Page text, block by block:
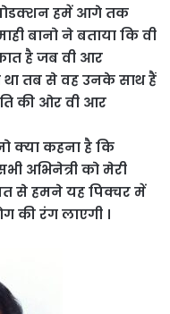
हमें आगे तक
बानो ने बताया कि वी
है जब वी आर
था तब से वह उनके साथ हैं
की ओर वी आर
क्या कहना है कि
अभिनेत्री को मेरी
से हमने यह पिक्चर में
की रंग लाएगी ।